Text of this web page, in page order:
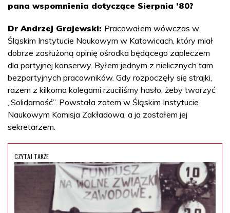
pana wspomnienia dotyczące Sierpnia ’80?
Dr Andrzej Grajewski: Pracowałem wówczas w
Śląskim Instytucie Naukowym w Katowicach, który miał
dobrze zasłużoną opinię ośrodka będącego zapleczem
dla partyjnej konserwy. Byłem jednym z nielicznych tam
bezpartyjnych pracowników. Gdy rozpoczęły się strajki,
razem z kilkoma kolegami rzuciliśmy hasło, żeby tworzyć
„Solidarność”. Powstała zatem w Śląskim Instytucie
Naukowym Komisja Zakładowa, a ja zostałem jej
sekretarzem.
CZYTAJ TAKŻE